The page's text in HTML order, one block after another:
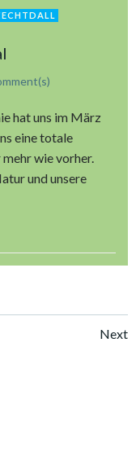
hat uns im März
eine totale
wie vorher.
und unsere
Next